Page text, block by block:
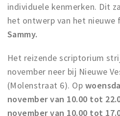
individuele kenmerken. Dit
het ontwerp van het
Sammy.
Het reizende scriptorium
november neer bij Nieuwe
(Molenstraat 6). Op
november van 10.00 tot
november van 10.00 tot